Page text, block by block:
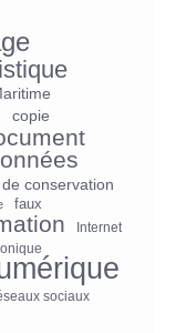
copie
conservation
faux
Internet
sociaux